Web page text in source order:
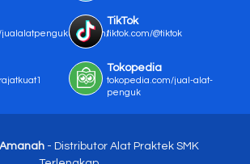
jualalatpengukurmurah/
TikTok
tiktok.com/@tiktok
Tokopedia
tokopedia.com/jual-alat-
penguk
- Distributor Alat Praktek SMK